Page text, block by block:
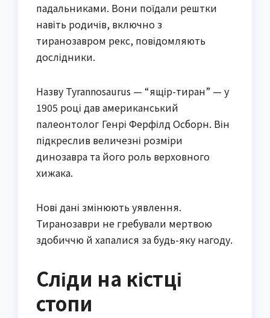
падальниками. Вони поїдали рештки
навіть родичів, включно з
тиранозавром рекс, повідомляють
дослідники.
Назву Tyrannosaurus — “ящір-тиран” — у
1905 році дав американський
палеонтолог Генрі Ферфілд Осборн. Він
підкреслив величезні розміри
динозавра та його роль верховного
хижака.
Нові дані змінюють уявлення.
Тиранозаври не гребували мертвою
здобиччю й хапалися за будь-яку нагоду.
Сліди на кістці
стопи